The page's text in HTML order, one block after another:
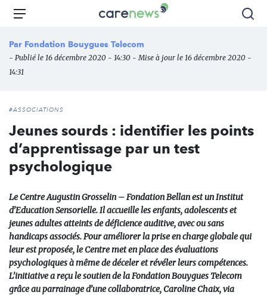
Aller
principal
Carenews,
média
des
Menu
Par Fondation Bouygues Telecom
- Publié le 16 décembre 2020 - 14:30 - Mise à jour le 16 décembre 2020 -
14:31
#ASSOCIATIONS
Jeunes sourds : identifier les points
d’apprentissage par un test
psychologique
Le Centre Augustin Grosselin – Fondation Bellan est un Institut
d’Education Sensorielle. Il accueille les enfants, adolescents et
jeunes adultes atteints de déficience auditive, avec ou sans
handicaps associés. Pour améliorer la prise en charge globale qui
leur est proposée, le Centre met en place des évaluations
psychologiques à même de déceler et révéler leurs compétences.
L’initiative a reçu le soutien de la Fondation Bouygues Telecom
grâce au parrainage d’une collaboratrice, Caroline Chaix, via